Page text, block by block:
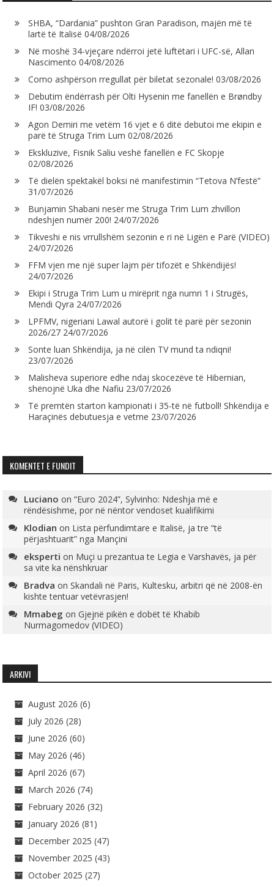
SHBA, “Dardania” pushton Gran Paradison, majën më të
lartë të Italisë 04/08/2026
Në moshë 34-vjeçare ndërroi jetë luftëtari i UFC-së, Allan
Nascimento 04/08/2026
Como ashpërson rregullat për biletat sezonale! 03/08/2026
Debutim ëndërrash për Olti Hysenin me fanellën e Brøndby
IF! 03/08/2026
Agon Demiri me vetëm 16 vjet e 6 ditë debutoi me ekipin e
parë të Struga Trim Lum 02/08/2026
Ekskluzive, Fisnik Saliu veshë fanellën e FC Skopje
02/08/2026
Të dielën spektakël boksi në manifestimin “Tetova N’festë”
31/07/2026
Bunjamin Shabani nesër me Struga Trim Lum zhvillon
ndeshjen numër 200! 24/07/2026
Tikveshi e nis vrrullshëm sezonin e ri në Ligën e Parë (VIDEO)
24/07/2026
FFM vjen me një super lajm për tifozët e Shkëndijës!
24/07/2026
Ekipi i Struga Trim Lum u mirëprit nga numri 1 i Strugës,
Mendi Qyra 24/07/2026
LPFMV, nigeriani Lawal autorë i golit të parë për sezonin
2026/27 24/07/2026
Sonte luan Shkëndija, ja në cilën TV mund ta ndiqni!
23/07/2026
Malisheva superiore edhe ndaj skocezëve të Hibernian,
shënojnë Uka dhe Nafiu 23/07/2026
Të premtën starton kampionati i 35-të në futboll! Shkëndija e
Haraçinës debutuesja e vetme 23/07/2026
KOMENTET E FUNDIT
Luciano on“Euro 2024”, Sylvinho: Ndeshja më e
rëndësishme, por në nëntor vendoset kualifikimi
Klodian on Lista përfundimtare e Italisë, ja tre “të
përjashtuarit” nga Mançini
eksperti on Muçi u prezantua te Legia e Varshavës, ja për
sa vite ka nënshkruar
Bradva onSkandali në Paris, Kultesku, arbitri që në 2008-ën
kishte tentuar vetëvrasjen!
Mmabeg onGjejnë pikën e dobët të Khabib
Nurmagomedov (VIDEO)
ARKIVI
August 2026 (6)
July 2026 (28)
June 2026 (60)
May 2026 (46)
April 2026 (67)
March 2026 (74)
February 2026 (32)
January 2026 (81)
December 2025 (47)
November 2025 (43)
October 2025 (27)